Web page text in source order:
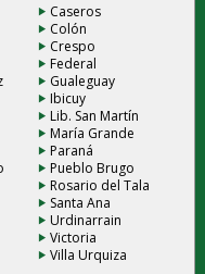
Caseros
Colón
Crespo
Federal
Gualeguay
Ibicuy
Lib. San Martín
María Grande
Paraná
Pueblo Brugo
Rosario del Tala
Santa Ana
Urdinarrain
Victoria
Villa Urquiza